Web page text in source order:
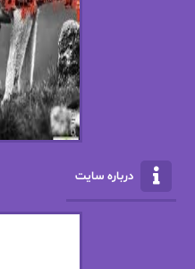
الناز محمدی
درباره سایت